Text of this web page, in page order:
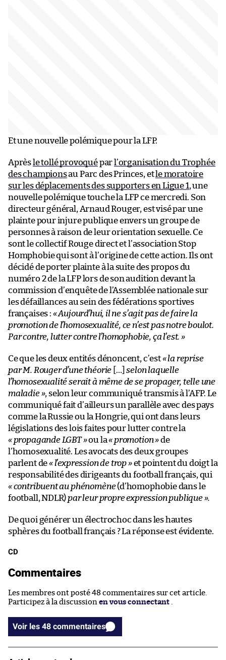
Et une nouvelle polémique pour la LFP.
Aprèsle tollé provoquéparl’organisation du Trophée
des championsau Parc des Princes, etle moratoire
sur les déplacements des supporters en Ligue 1, une
nouvelle polémique touche la LFP ce mercredi. Son
directeur général, Arnaud Rouger, est visé par une
plainte pour injure publique envers un groupe de
personnes à raison de leur orientation sexuelle. Ce
sont le collectif Rouge direct et l’association Stop
Homphobie qui sont à l’origine de cette action. Ils ont
décidé de porter plainte à la suite des propos du
numéro 2 de la LFP lors de son audition devant la
commission d’enquête de l’Assemblée nationale sur
les défaillances au sein des fédérations sportives
françaises : « Aujourd’hui, il ne s’agit pas de faire la
promotion de l’homosexualité, ce n’est pas notre boulot.
Par contre, lutter contre l’homophobie, ça l’est. »
Ce que les deux entités dénoncent, c’est« la reprise
par M. Rouger d’une théorie […] selon laquelle
l’homosexualité serait à même de se propager, telle une
maladie », selon leur communiqué transmis à l’AFP. Le
communiqué fait d’ailleurs un parallèle avec des pays
comme la Russie ou la Hongrie, qui ont dans leurs
législations des lois faites pour lutter contre la
« propagande LGBT »ou la« promotion »de
l’homosexualité. Les avocats des deux groupes
parlent de« l’expression de trop »et pointent du doigt la
responsabilité des dirigeants du football français, qui
« contribuent au phénomène(d’homophobie dans le
football, NDLR) par leur propre expression publique ».
De quoi générer un électrochoc dans les hautes
sphères du football français ? La réponse est évidente.
CD
Commentaires
Les membres ont posté 48 commentaires sur cet article.
Participez à la discussion en vous connectant .
Voir les 48 commentaires